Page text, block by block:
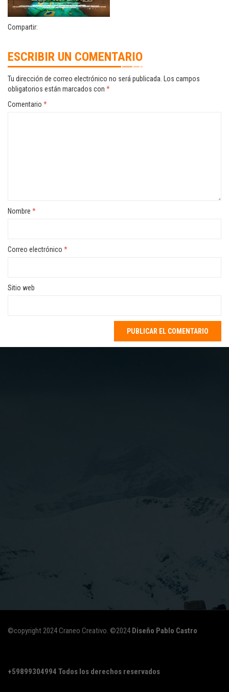
Compartir:
ESCRIBIR UN COMENTARIO
Tu dirección de correo electrónico no será publicada.
Los campos
obligatorios están marcados con *
Comentario *
Nombre *
Correo electrónico *
Sitio web
©copyright 2024 Craneo Creativo. ©2024Diseño Pablo Castro
+59899304994 Todos los derechos reservados